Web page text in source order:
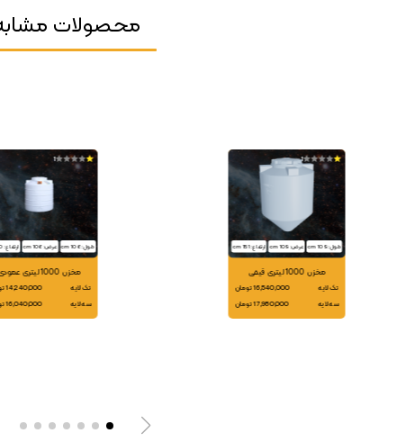
محصولات
1
طول: 109 cm عرض: 109 cm ارتفاع: 151 cm
مخزن 1000 لیتری قیفی
تک لایه
16,540,000 تومان
سه لایه
17,980,000 تومان
1
طول: 106 cm عرض: 106 cm ارتفاع: 130 cm
مخزن 1000 لیتری عمودی
تک لایه
14,240,000 تومان
سه لایه
16,040,000 تومان